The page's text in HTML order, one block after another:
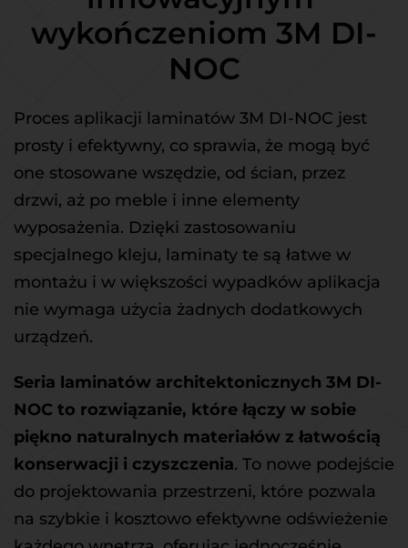
wykończeniom 3M DI-
NOC
Proces aplikacji laminatów 3M DI-NOC jest
prosty i efektywny, co sprawia, że mogą być
one stosowane wszędzie, od ścian, przez
drzwi, aż po meble i inne elementy
wyposażenia. Dzięki zastosowaniu
specjalnego kleju, laminaty te są łatwe w
montażu i w większości wypadków aplikacja
nie wymaga użycia żadnych dodatkowych
urządzeń.
Seria laminatów architektonicznych 3M DI-
NOC to rozwiązanie, które łączy w sobie
piękno naturalnych materiałów z łatwością
konserwacji i czyszczenia. To nowe podejście
do projektowania przestrzeni, które pozwala
na szybkie i kosztowo efektywne odświeżenie